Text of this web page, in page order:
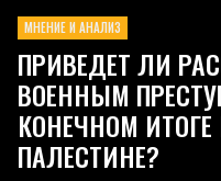
МНЕНИЕ И АНАЛИЗ
ПРИВЕДЕТ ЛИ
ВОЕННЫМ
КОНЕЧНОМ
ПАЛЕСТИНЕ?